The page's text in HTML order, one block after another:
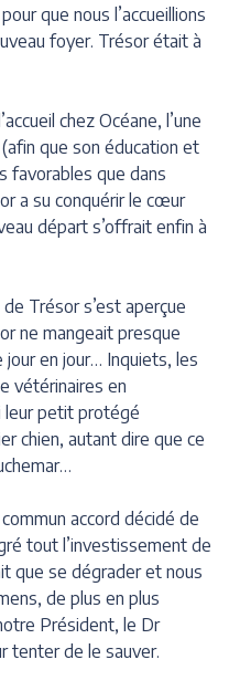
que nous l’accueillions
foyer. Trésor était à
chez Océane, l’une
que son éducation et
favorables que dans
a su conquérir le cœur
départ s’offrait enfin à
Trésor s’est aperçue
ne mangeait presque
en jour… Inquiets, les
vétérinaires en
leur petit protégé
chien, autant dire que ce
accord décidé de
tout l’investissement de
que se dégrader et nous
de plus en plus
Président, le Dr
tenter de le sauver.